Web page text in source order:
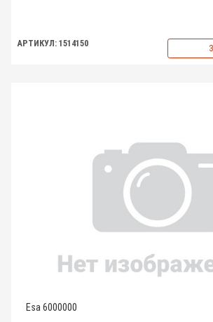
АРТИКУЛ: 1514150
Esa 6000000